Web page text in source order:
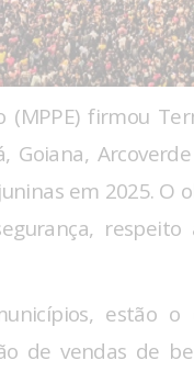
firmou
Goiana,
em 2025. O
estão
de vendas de